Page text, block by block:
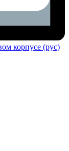
корпусе (рус)